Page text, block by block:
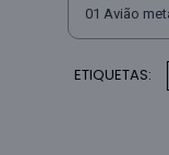
01 Avião
ETIQUETAS: